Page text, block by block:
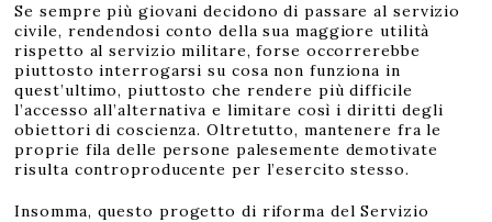
Se sempre più giovani decidono di passare al servizio
civile, rendendosi conto della sua maggiore utilità
rispetto al servizio militare, forse occorrerebbe
piuttosto interrogarsi su cosa non funziona in
quest’ultimo, piuttosto che rendere più difficile
l’accesso all’alternativa e limitare così i diritti degli
obiettori di coscienza. Oltretutto, mantenere fra le
proprie fila delle persone palesemente demotivate
risulta controproducente per l’esercito stesso.
Insomma, questo progetto di riforma del Servizio